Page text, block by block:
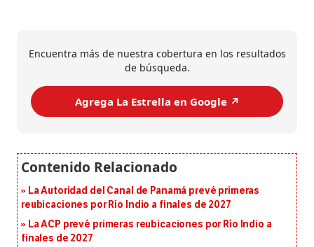
Encuentra más de nuestra cobertura en los resultados
de búsqueda.
Agrega La Estrella en Google ↗️
La Autoridad del Canal de Panamá prevé primeras
reubicaciones por Río Indio a finales de 2027
La ACP prevé primeras reubicaciones por Río Indio a
finales de 2027